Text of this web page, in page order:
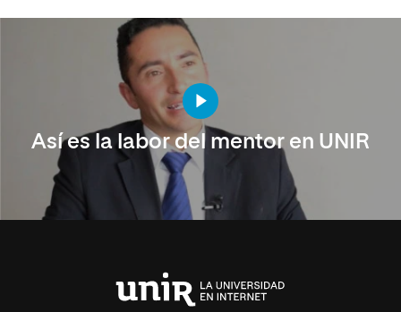
Así es la labor del mentor en UNIR